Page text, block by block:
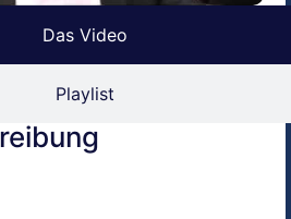
Das Video
Playlist